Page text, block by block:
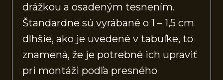
drážkou a osadeným tesnením.
Štandardne sú vyrábané o 1 – 1,5 cm
dlhšie, ako je uvedené v tabuľke, to
znamená, že je potrebné ich upraviť
pri montáži podľa presného